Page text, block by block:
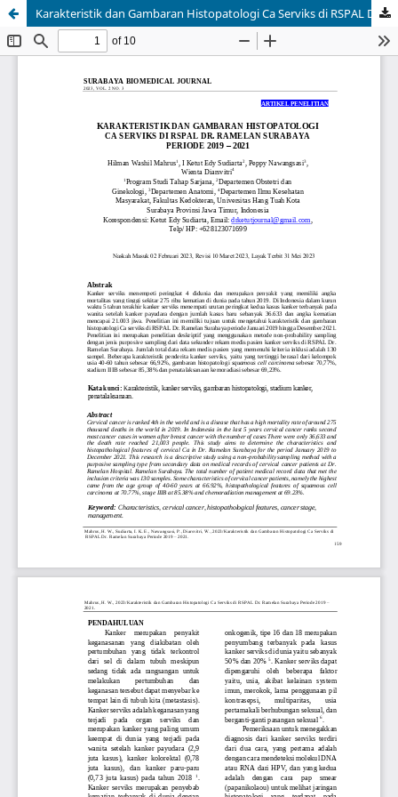
Karakteristik dan Gambaran Histopatologi Ca Serviks di RSPAL Dr. Ramelan Surabaya Periode 2019 - 2021